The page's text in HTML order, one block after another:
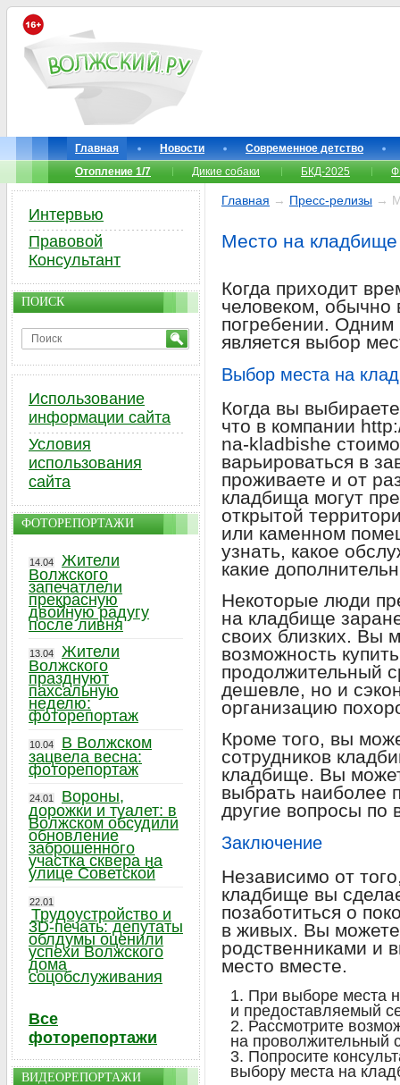
Главная Новости
Современное детство
Отопление 1/7
Дикие собаки БКД-2025
Главная → Пресс-релизы →
Место на
Когда приходит
человеком, обычно
погребении. Одним
является выбор
Выбор места на
Когда вы
что в компании
na-kladbishe
варьироваться в
проживаете и от
кладбища могут
открытой
или каменном
узнать, какое
какие
Некоторые люди
на кладбище
своих близких. Вы
возможность
продолжительный
дешевле, но и
организацию
Кроме того, вы
сотрудников
кладбище. Вы
выбрать наиболее
другие вопросы по
Заключение
Независимо от
кладбище вы
позаботиться о
в живых. Вы
родственниками и
место вместе.
При выборе места
и предоставляемый
Рассмотрите
на проволжительный
Попросите
выбору места на
Интервью
Правовой
Консультант
ПОИСК
Использование
информации сайта
Условия
использования
сайта
ФОТОРЕПОРТАЖИ
14.04
Жители
Волжского
запечатлели
прекрасную
двойную радугу
после ливня
13.04
Жители
Волжского
празднуют
пахсальную
неделю:
фоторепортаж
10.04
В Волжском
зацвела весна:
фоторепортаж
24.01
Вороны,
дорожки и туалет: в
Волжском обсудили
обновление
заброшенного
участка сквера на
улице Советской
22.01
Трудоустройство и
3D-печать: депутаты
облдумы оценили
успехи Волжского
дома
соцобслуживания
Все
фоторепортажи
ВИДЕОРЕПОРТАЖИ